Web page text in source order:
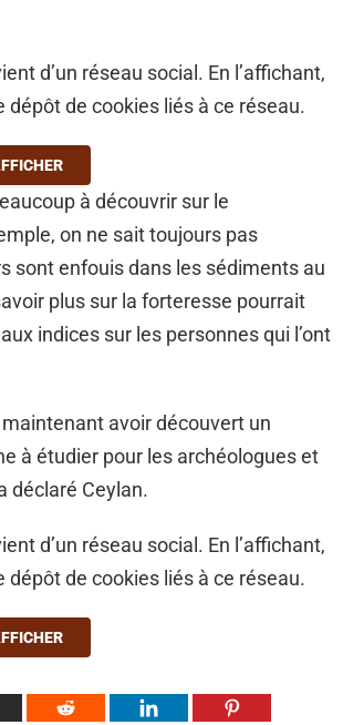
d’un réseau social. En l’affichant,
dépôt de cookies liés à ce réseau.
à découvrir sur le
on ne sait toujours pas
sont enfouis dans les sédiments au
plus sur la forteresse pourrait
indices sur les personnes qui l’ont
avoir découvert un
à étudier pour les archéologues et
déclaré Ceylan.
d’un réseau social. En l’affichant,
dépôt de cookies liés à ce réseau.